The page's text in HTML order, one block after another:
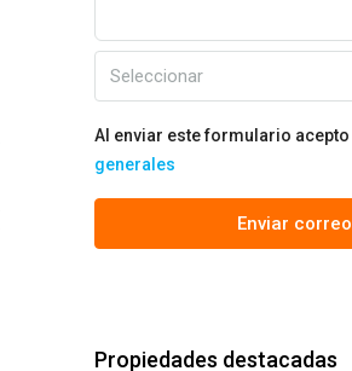
Seleccionar
Al enviar este formulario acepto
generales
Enviar correo
Propiedades destacadas